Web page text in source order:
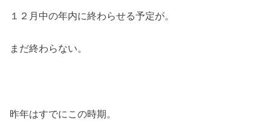
１２月中の年内に終わらせる予定が。
まだ終わらない。
昨年はすでにこの時期。